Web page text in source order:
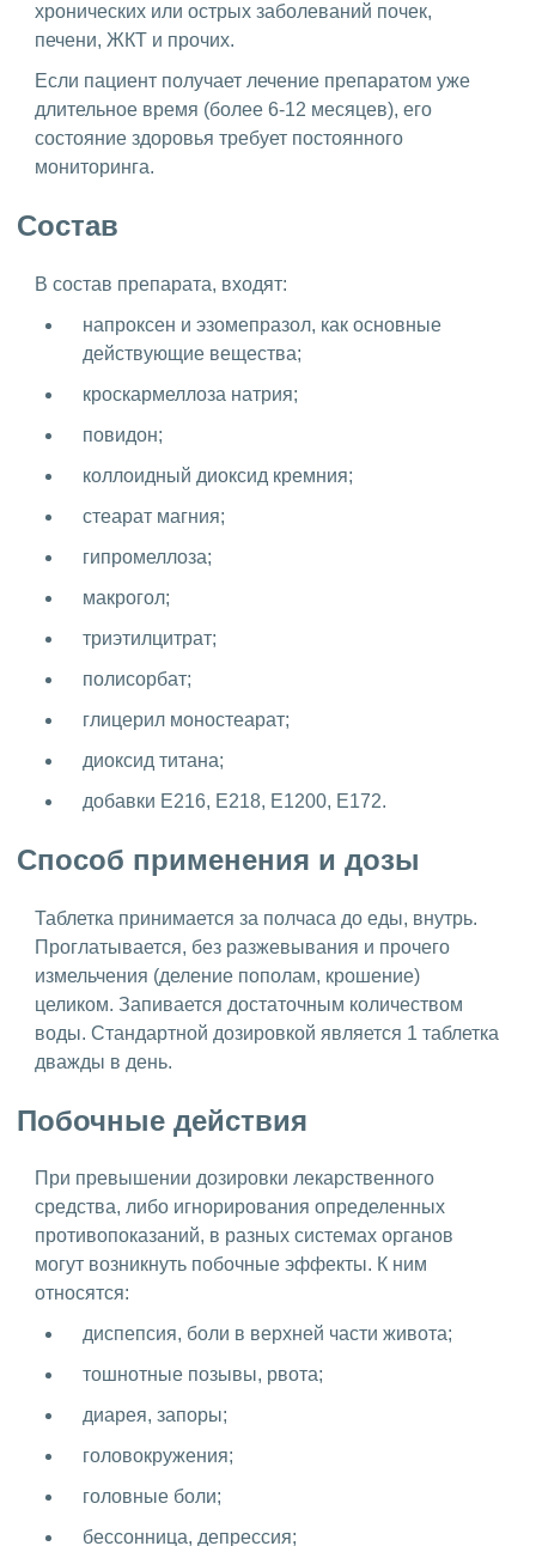
хронических или острых заболеваний почек,
печени, ЖКТ и прочих.
Если пациент получает лечение препаратом уже
длительное время (более 6-12 месяцев), его
состояние здоровья требует постоянного
мониторинга.
Состав
В состав препарата, входят:
напроксен и эзомепразол, как основные
действующие вещества;
кроскармеллоза натрия;
повидон;
коллоидный диоксид кремния;
стеарат магния;
гипромеллоза;
макрогол;
триэтилцитрат;
полисорбат;
глицерил моностеарат;
диоксид титана;
добавки Е216, Е218, Е1200, Е172.
Способ применения и дозы
Таблетка принимается за полчаса до еды, внутрь.
Проглатывается, без разжевывания и прочего
измельчения (деление пополам, крошение)
целиком. Запивается достаточным количеством
воды. Стандартной дозировкой является 1 таблетка
дважды в день.
Побочные действия
При превышении дозировки лекарственного
средства, либо игнорирования определенных
противопоказаний, в разных системах органов
могут возникнуть побочные эффекты. К ним
относятся:
диспепсия, боли в верхней части живота;
тошнотные позывы, рвота;
диарея, запоры;
головокружения;
головные боли;
бессонница, депрессия;